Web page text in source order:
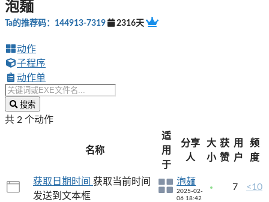
泡麺
Ta的推荐码：144913-7319 2316天
动作
子程序
动作单
搜索
共 2 个动作
名称
适
用
于
分享
人
大
小
获
赞
用
户
频
度
获取日期时间 获取当前时间
发送到文本框
泡麺
2025-02-
06 18:42
7 <10